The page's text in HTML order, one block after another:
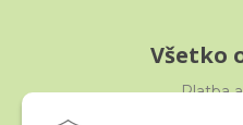
Všetko
Platba